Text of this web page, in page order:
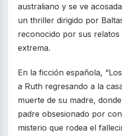
australiano y se ve
un thriller dirigido por
reconocido por sus relatos
extrema.
En la ficción española,
a Ruth regresando a la
muerte de su madre,
padre obsesionado por
misterio que rodea el